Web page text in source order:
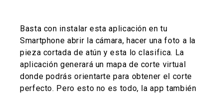
Basta con instalar esta aplicación en tu
Smartphone abrir la cámara, hacer una foto a la
pieza cortada de atún y esta lo clasifica. La
aplicación generará un mapa de corte virtual
donde podrás orientarte para obtener el corte
perfecto. Pero esto no es todo, la app también